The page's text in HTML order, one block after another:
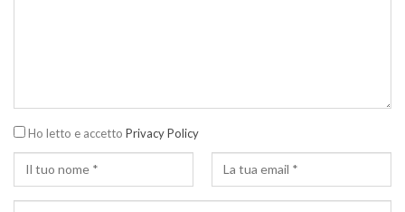
Ho letto e accetto Privacy Policy